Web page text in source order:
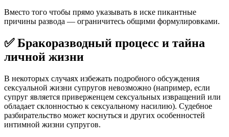
Вместо того чтобы прямо указывать в иске пикантные
причины развода — ограничитесь общими формулировками.
✅ Бракоразводный процесс и тайна
личной жизни
В некоторых случаях избежать подробного обсуждения
сексуальной жизни супругов невозможно (например, если
супруг является приверженцем сексуальных извращений или
обладает склонностью к сексуальному насилию). Судебное
разбирательство может коснуться и других особенностей
интимной жизни супругов.